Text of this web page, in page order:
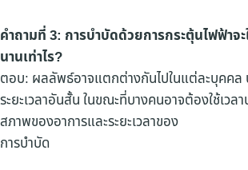
คำถามที่ 3: การบำบัดด้วยการกระตุ้นไฟฟ้าจะ
นานเท่าไร?
ตอบ: ผลลัพธ์อาจแตกต่างกันไปในแต่ละบุคคล
ระยะเวลาอันสั้น ในขณะที่บางคนอาจต้องใช้เว
สภาพของอาการและระยะเวลาของ
การบำบัด